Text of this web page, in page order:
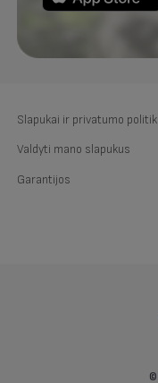
Slapukai ir privatumo
Valdyti mano slapukus
Garantijos